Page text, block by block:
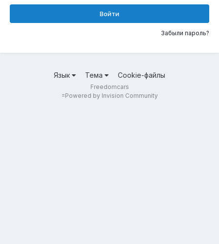
Войти
Забыли пароль?
Язык Тема Cookie-файлы
Freedomcars
=Powered by Invision Community